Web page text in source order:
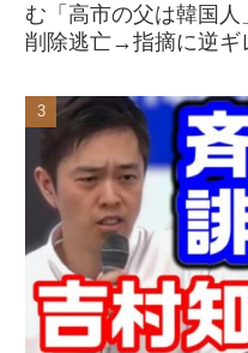
む「高市の父は韓国
削除逃亡→指摘に逆ギ